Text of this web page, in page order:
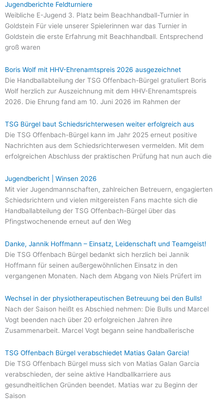
Jugendberichte Feldturniere
Weibliche E-Jugend 3. Platz beim Beachhandball-Turnier in
Goldstein Für viele unserer Spielerinnen war das Turnier in
Goldstein die erste Erfahrung mit Beachhandball. Entsprechend
groß waren
Boris Wolf mit HHV-Ehrenamtspreis 2026 ausgezeichnet
Die Handballabteilung der TSG Offenbach-Bürgel gratuliert Boris
Wolf herzlich zur Auszeichnung mit dem HHV-Ehrenamtspreis
2026. Die Ehrung fand am 10. Juni 2026 im Rahmen der
TSG Bürgel baut Schiedsrichterwesen weiter erfolgreich aus
Die TSG Offenbach-Bürgel kann im Jahr 2025 erneut positive
Nachrichten aus dem Schiedsrichterwesen vermelden. Mit dem
erfolgreichen Abschluss der praktischen Prüfung hat nun auch die
Jugendbericht | Winsen 2026
Mit vier Jugendmannschaften, zahlreichen Betreuern, engagierten
Schiedsrichtern und vielen mitgereisten Fans machte sich die
Handballabteilung der TSG Offenbach-Bürgel über das
Pfingstwochenende erneut auf den Weg
Danke, Jannik Hoffmann – Einsatz, Leidenschaft und Teamgeist!
Die TSG Offenbach Bürgel bedankt sich herzlich bei Jannik
Hoffmann für seinen außergewöhnlichen Einsatz in den
vergangenen Monaten. Nach dem Abgang von Niels Prüfert im
Wechsel in der physiotherapeutischen Betreuung bei den Bulls!
Nach der Saison heißt es Abschied nehmen: Die Bulls und Marcel
Vogt beenden nach über 20 erfolgreichen Jahren ihre
Zusammenarbeit. Marcel Vogt begann seine handballerische
TSG Offenbach Bürgel verabschiedet Matias Galan Garcia!
Die TSG Offenbach Bürgel muss sich von Matias Galan Garcia
verabschieden, der seine aktive Handballkarriere aus
gesundheitlichen Gründen beendet. Matias war zu Beginn der
Saison